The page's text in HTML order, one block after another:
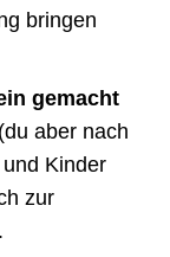
bringen
gemacht
(du aber nach
Kinder
zur